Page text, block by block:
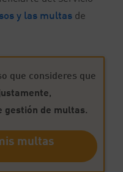
y las multas de
que consideres que
,
gestión de multas.
multas